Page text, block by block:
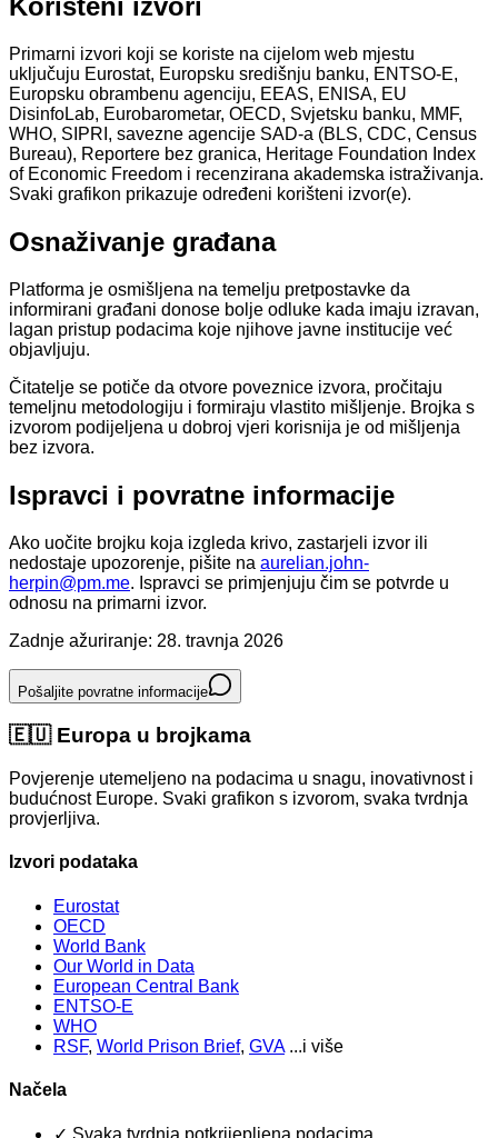
Korišteni izvori
Primarni izvori koji se koriste na cijelom web mjestu
uključuju Eurostat, Europsku središnju banku, ENTSO-E,
Europsku obrambenu agenciju, EEAS, ENISA, EU
DisinfoLab, Eurobarometar, OECD, Svjetsku banku, MMF,
WHO, SIPRI, savezne agencije SAD-a (BLS, CDC, Census
Bureau), Reportere bez granica, Heritage Foundation Index
of Economic Freedom i recenzirana akademska istraživanja.
Svaki grafikon prikazuje određeni korišteni izvor(e).
Osnaživanje građana
Platforma je osmišljena na temelju pretpostavke da
informirani građani donose bolje odluke kada imaju izravan,
lagan pristup podacima koje njihove javne institucije već
objavljuju.
Čitatelje se potiče da otvore poveznice izvora, pročitaju
temeljnu metodologiju i formiraju vlastito mišljenje. Brojka s
izvorom podijeljena u dobroj vjeri korisnija je od mišljenja
bez izvora.
Ispravci i povratne informacije
Ako uočite brojku koja izgleda krivo, zastarjeli izvor ili
nedostaje upozorenje, pišite na aurelian.john-
herpin@pm.me. Ispravci se primjenjuju čim se potvrde u
odnosu na primarni izvor.
Zadnje ažuriranje: 28. travnja 2026
Pošaljite povratne informacije
🇪🇺 Europa u brojkama
Povjerenje utemeljeno na podacima u snagu, inovativnost i
budućnost Europe. Svaki grafikon s izvorom, svaka tvrdnja
provjerljiva.
Izvori podataka
Eurostat
OECD
World Bank
Our World in Data
European Central Bank
ENTSO-E
WHO
RSF, World Prison Brief, GVA ...i više
Načela